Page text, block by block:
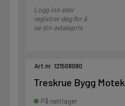
Logg inn eller
registrer deg for å
se din avtalepris
Art.nr. 121508080
Treskrue Bygg
På nettlager